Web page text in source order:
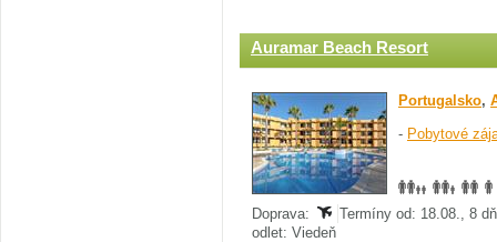
Auramar Beach Resort
Portugalsko,
- Pobytové
Doprava:
Termíny od: 18.08., 8
odlet: Viedeň